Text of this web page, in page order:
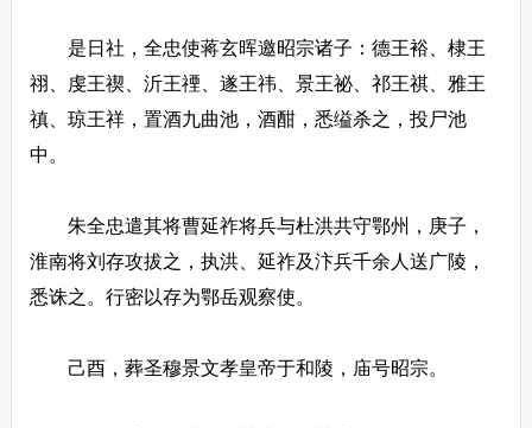
是日社，全忠使蒋玄晖邀昭宗诸子：德王裕、棣王
祤、虔王禊、沂王禋、遂王祎、景王祕、祁王祺、雅王
禛、琼王祥，置酒九曲池，酒酣，悉缢杀之，投尸池
中。
朱全忠遣其将曹延祚将兵与杜洪共守鄂州，庚子，
淮南将刘存攻拔之，执洪、延祚及汴兵千余人送广陵，
悉诛之。行密以存为鄂岳观察使。
己酉，葬圣穆景文孝皇帝于和陵，庙号昭宗。